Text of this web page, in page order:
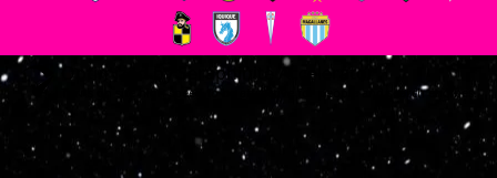
Optimized by Seraphinite Accelerator
Turns on site high speed to be attractive for people and search engines.